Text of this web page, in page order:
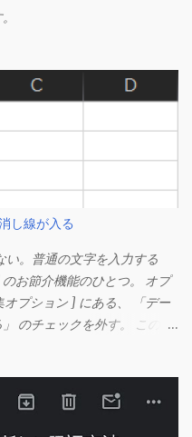
し線が入る
。普通の文字を入力する
お節介機能のひとつ。 オプ
プション ] にある、 「デー
のチェックを外す。 この機
他のセル（取り消し線の書
う一度入力してみます。 今
上部にあるメニューの